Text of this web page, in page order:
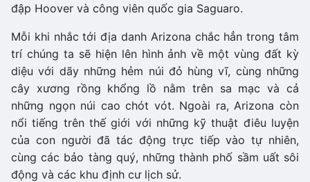
đập Hoover và công viên quốc gia Saguaro.
Mỗi khi nhắc tới địa danh Arizona chắc hẳn trong tâm
trí chúng ta sẽ hiện lên hình ảnh về một vùng đất kỳ
diệu với dãy những hẻm núi đỏ hùng vĩ, cùng những
cây xương rồng khổng lồ nằm trên sa mạc và cả
những ngọn núi cao chót vót. Ngoài ra, Arizona còn
nổi tiếng trên thế giới với những kỹ thuật điêu luyện
của con người đã tác động trực tiếp vào tự nhiên,
cùng các bảo tàng quý, những thành phố sầm uất sôi
động và các khu định cư lịch sử.